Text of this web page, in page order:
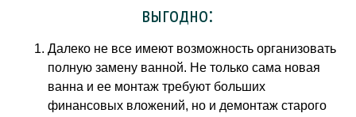
выгодно:
Далеко не все имеют возможность организовать
полную замену ванной. Не только сама новая
ванна и ее монтаж требуют больших
финансовых вложений, но и демонтаж старого